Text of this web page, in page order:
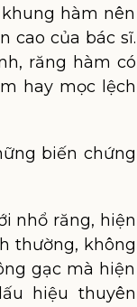
hàm nên
cao của bác sĩ.
răng hàm có
hay mọc lệch
biến chứng
nhổ răng, hiện
thường, không
gạc mà hiện
hiệu thuyên